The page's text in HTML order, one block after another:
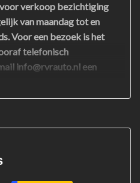
verkoop bezichtiging
van maandag tot en
Voor een bezoek is het
telefonisch
info@rvrauto.nl een
kan het helaas
gesloten deur staat. Wij
ernaar uit u te
EN OF EEN PROEFRIT
DAT U KOMT